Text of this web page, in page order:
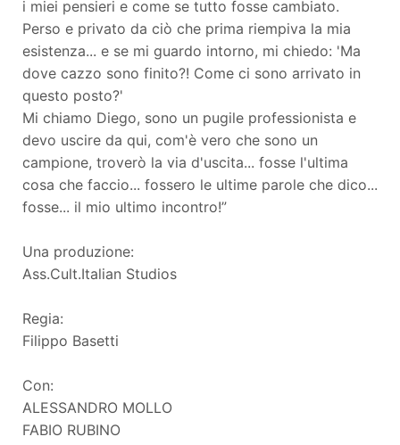
i miei pensieri e come se tutto fosse cambiato.
Perso e privato da ciò che prima riempiva la mia
esistenza... e se mi guardo intorno, mi chiedo: 'Ma
dove cazzo sono finito?! Come ci sono arrivato in
questo posto?'
Mi chiamo Diego, sono un pugile professionista e
devo uscire da qui, com'è vero che sono un
campione, troverò la via d'uscita... fosse l'ultima
cosa che faccio... fossero le ultime parole che dico...
fosse... il mio ultimo incontro!”
Una produzione:
Ass.Cult.Italian Studios
Regia:
Filippo Basetti
Con:
ALESSANDRO MOLLO
FABIO RUBINO